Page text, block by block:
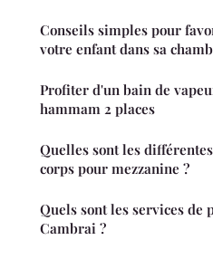
Conseils simples pour
votre enfant dans sa
Profiter d'un bain de
hammam 2 places
Quelles sont les
corps pour mezzanine ?
Quels sont les services de
Cambrai ?